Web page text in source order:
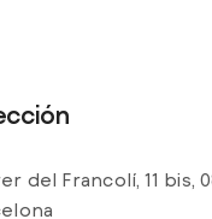
del Francolí, 11 bis,